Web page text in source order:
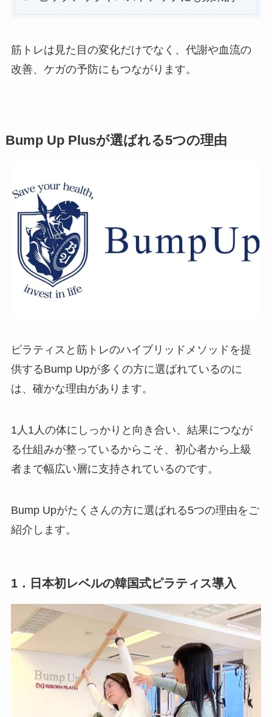
筋トレは見た目の変化だけでなく、代謝や血流の
改善、ケガの予防にもつながります。
Bump Up Plusが選ばれる5つの理由
ピラティスと筋トレのハイブリッドメソッドを提
供するBump Upが多くの方に選ばれているのに
は、確かな理由があります。
1人1人の体にしっかりと向き合い、結果につなが
る仕組みが整っているからこそ、初心者から上級
者まで幅広い層に支持されているのです。
Bump Upがたくさんの方に選ばれる5つの理由をご
紹介します。
1．日本初レベルの韓国式ピラティス導入